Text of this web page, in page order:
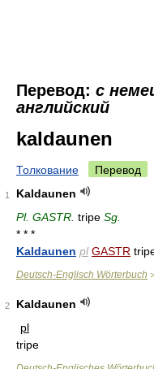
Перевод: с
английский
kaldaunen
Толкование Перевод
1
Kaldaunen
Pl. GASTR. tripe Sg.
* * *
Kaldaunen pl GASTR
Deutsch-Englisch Wörterbuch >
2
Kaldaunen
pl
tripe